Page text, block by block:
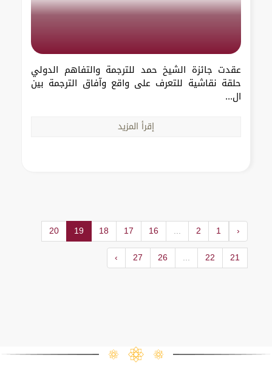
عقدت جائزة الشيخ حمد للترجمة والتفاهم الدولي
حلقة نقاشية للتعرف على واقع وآفاق الترجمة بين
ال...
إقرأ المزيد
‹
1
2
...
16
17
18
19
20
21
22
...
26
27
›